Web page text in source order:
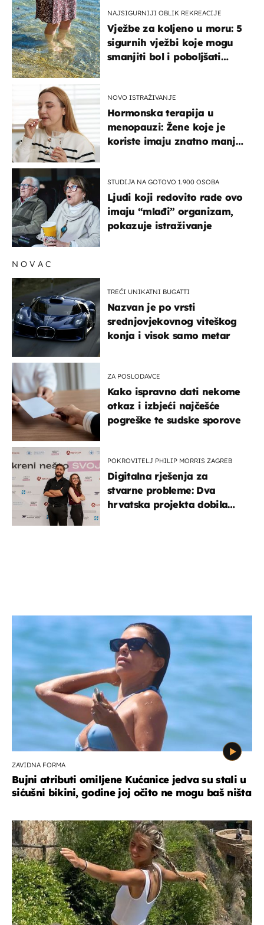
NAJSIGURNIJI OBLIK REKREACIJE
Vježbe za koljeno u moru: 5
sigurnih vježbi koje mogu
smanjiti bol i poboljšati
NOVO ISTRAŽIVANJE
Hormonska terapija u
menopauzi: Žene koje je
koriste imaju znatno manji
STUDIJA NA GOTOVO 1.900 OSOBA
Ljudi koji redovito rade ovo
imaju “mlađi” organizam,
pokazuje istraživanje
NOVAC
TREĆI UNIKATNI BUGATTI
Nazvan je po vrsti
srednjovjekovnog viteškog
konja i visok samo metar
ZA POSLODAVCE
Kako ispravno dati nekome
otkaz i izbjeći najčešće
pogreške te sudske sporove
POKROVITELJ PHILIP MORRIS ZAGREB
Digitalna rješenja za
stvarne probleme: Dva
hrvatska projekta dobila
ZAVIDNA FORMA
Bujni atributi omiljene Kućanice jedva su stali u
sićušni bikini, godine joj očito ne mogu baš ništa